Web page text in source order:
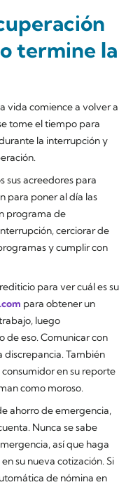
termine la
vida comience a volver a
tome el tiempo para
la interrupción y
sus acreedores para
para poner al día las
programa de
cerciorar de
y cumplir con
para ver cuál es su
para obtener un
luego
de eso. Comunicar con
discrepancia. También
en su reporte
como moroso.
ahorro de emergencia,
Nunca se sabe
así que haga
su nueva cotización. Si
de nómina en